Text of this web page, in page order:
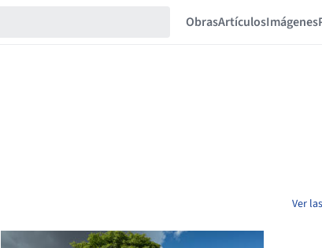
ObrasArtículosImágenes
Ver